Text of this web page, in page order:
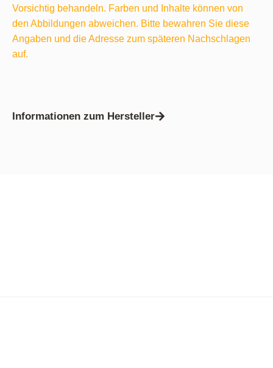
Vorsichtig behandeln. Farben und Inhalte können von
den Abbildungen abweichen. Bitte bewahren Sie diese
Angaben und die Adresse zum späteren Nachschlagen
auf.
Informationen zum Hersteller